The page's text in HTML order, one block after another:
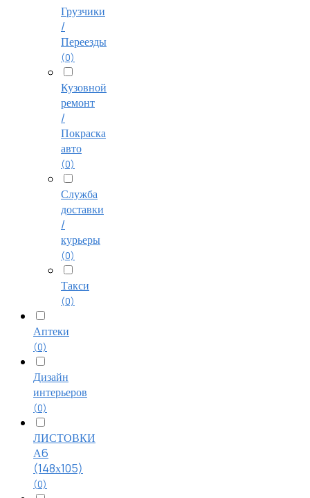
Грузчики
/
Переезды
(0)
Кузовной
ремонт
/
Покраска
авто
(0)
Служба
доставки
/
курьеры
(0)
Такси
(0)
Аптеки
(0)
Дизайн
интерьеров
(0)
ЛИСТОВКИ
А6
(148х105)
(0)